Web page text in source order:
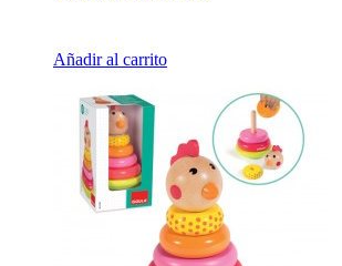
Añadir al carrito